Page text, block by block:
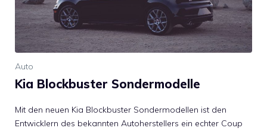
Auto
Kia Blockbuster Sondermodelle
Mit den neuen Kia Blockbuster Sondermodellen ist den
Entwicklern des bekannten Autoherstellers ein echter Coup